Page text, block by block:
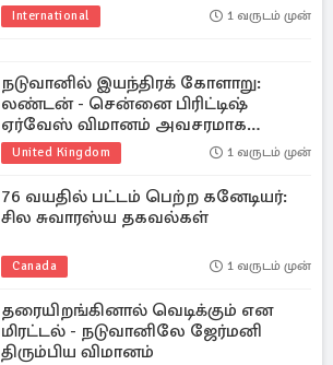
International 1 வருடம் முன்
நடுவானில் இயந்திரக் கோளாறு:
லண்டன் - சென்னை பிரிட்டிஷ்
ஏர்வேஸ் விமானம் அவசரமாக
தரையிறக்கம்!
United Kingdom 1 வருடம் முன்
76 வயதில் பட்டம் பெற்ற கனேடியர்:
சில சுவாரஸ்ய தகவல்கள்
Canada 1 வருடம் முன்
தரையிறங்கினால் வெடிக்கும் என
மிரட்டல் - நடுவானிலே ஜேர்மனி
திரும்பிய விமானம்